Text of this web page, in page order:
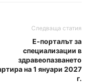
Следваща статия
Е-порталът за
специализации в
здравеопазването
на 1 януари 2027
г.